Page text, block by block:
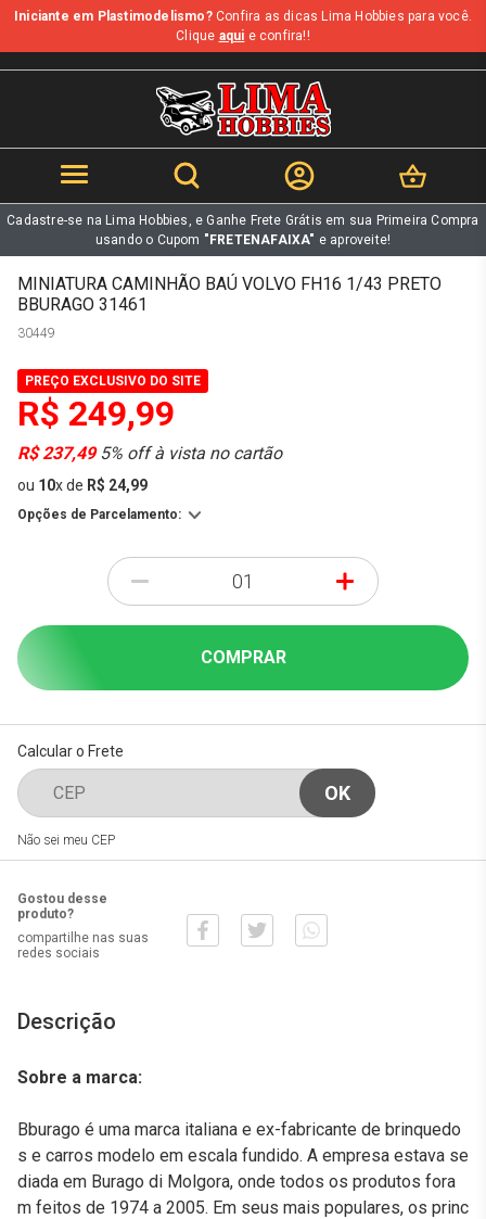
b
Iniciante em Plastimodelismo?Confira as dicas Lima Hobbies para você.
Clique aqui e confira!!
Cadastre-se na Lima Hobbies, e Ganhe Frete Grátis em sua Primeira Compra
usando o Cupom "FRETENAFAIXA" e aproveite!
MINIATURA CAMINHÃO BAÚ VOLVO FH16 1/43 PRETO
BBURAGO 31461
30449
PREÇO EXCLUSIVO DO SITE
R$ 249,99
R$ 237,495% off à vista no cartão
ou 10xde R$ 24,99
Opções de Parcelamento:
- +
COMPRAR
Calcular o Frete
Não sei meu CEP
Gostou desse
produto?
compartilhe nas suas
redes sociais
Descrição
Sobre a marca:
Bburago é uma marca italiana e ex-fabricante de brinquedo
s e carros modelo em escala fundido. A empresa estava se
diada em Burago di Molgora, onde todos os produtos fora
m feitos de 1974 a 2005. Em seus mais populares, os princ